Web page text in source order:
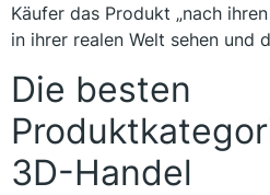
Käufer das Produkt „nach
in ihrer realen Welt sehen und
Die besten
3D-Handel